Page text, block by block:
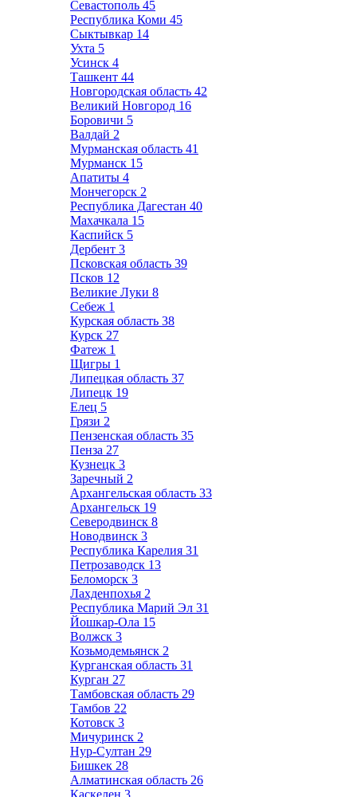
Севастополь 45
Республика Коми 45
Сыктывкар 14
Ухта 5
Усинск 4
Ташкент 44
Новгородская область 42
Великий Новгород 16
Боровичи 5
Валдай 2
Мурманская область 41
Мурманск 15
Апатиты 4
Мончегорск 2
Республика Дагестан 40
Махачкала 15
Каспийск 5
Дербент 3
Псковская область 39
Псков 12
Великие Луки 8
Себеж 1
Курская область 38
Курск 27
Фатеж 1
Щигры 1
Липецкая область 37
Липецк 19
Елец 5
Грязи 2
Пензенская область 35
Пенза 27
Кузнецк 3
Заречный 2
Архангельская область 33
Архангельск 19
Северодвинск 8
Новодвинск 3
Республика Карелия 31
Петрозаводск 13
Беломорск 3
Лахденпохья 2
Республика Марий Эл 31
Йошкар-Ола 15
Волжск 3
Козьмодемьянск 2
Курганская область 31
Курган 27
Тамбовская область 29
Тамбов 22
Котовск 3
Мичуринск 2
Нур-Султан 29
Бишкек 28
Алматинская область 26
Каскелен 3